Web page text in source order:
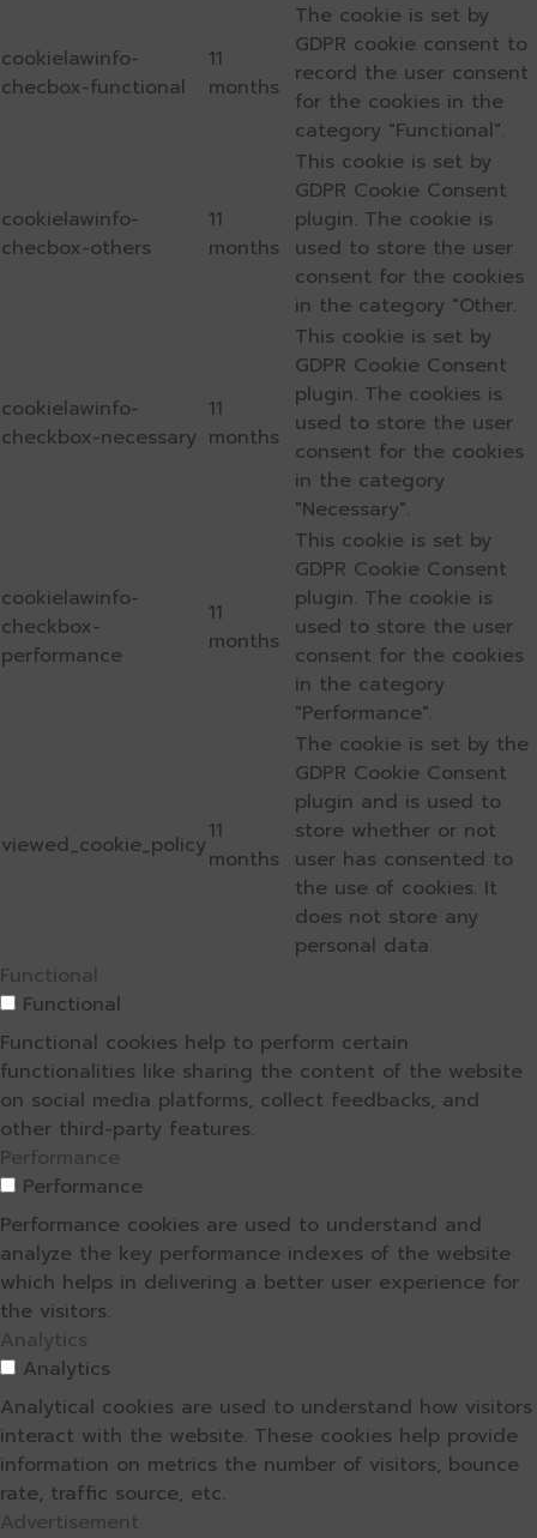
cookielawinfo-
checbox-functional
11
months
The cookie is set by
GDPR cookie consent to
record the user consent
for the cookies in the
category "Functional".
cookielawinfo-
checbox-others
11
months
This cookie is set by
GDPR Cookie Consent
plugin. The cookie is
used to store the user
consent for the cookies
in the category "Other.
cookielawinfo-
checkbox-necessary
11
months
This cookie is set by
GDPR Cookie Consent
plugin. The cookies is
used to store the user
consent for the cookies
in the category
"Necessary".
cookielawinfo-
checkbox-
performance
11
months
This cookie is set by
GDPR Cookie Consent
plugin. The cookie is
used to store the user
consent for the cookies
in the category
"Performance".
viewed_cookie_policy11
months
The cookie is set by the
GDPR Cookie Consent
plugin and is used to
store whether or not
user has consented to
the use of cookies. It
does not store any
personal data.
Functional
Functional
Functional cookies help to perform certain
functionalities like sharing the content of the website
on social media platforms, collect feedbacks, and
other third-party features.
Performance
Performance
Performance cookies are used to understand and
analyze the key performance indexes of the website
which helps in delivering a better user experience for
the visitors.
Analytics
Analytics
Analytical cookies are used to understand how visitors
interact with the website. These cookies help provide
information on metrics the number of visitors, bounce
rate, traffic source, etc.
Advertisement